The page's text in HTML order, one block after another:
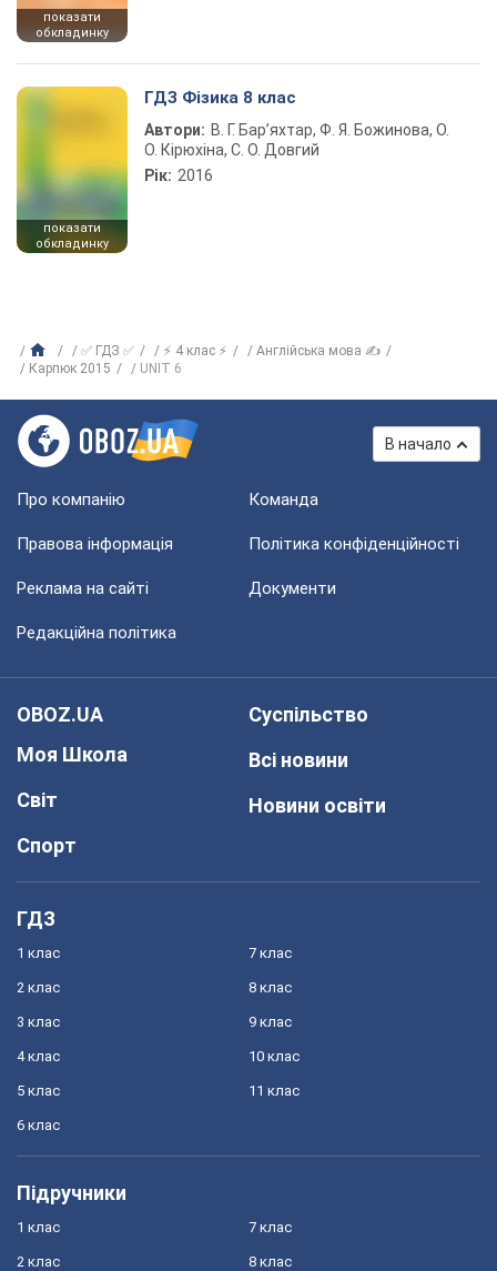
показати
обкладинку
показати
обкладинку
ГДЗ Фізика 8 клас
Автори: В. Г. Бар’яхтар, Ф. Я. Божинова, О.
О. Кірюхіна, С. О. Довгий
Рік: 2016
✅ ГДЗ ✅ ⚡ 4 клас ⚡
Англійська мова ✍
Карпюк 2015
UNIT 6
В начало
Про компанію Команда
Правова інформація Політика конфіденційності
Реклама на сайті Документи
Редакційна політика
OBOZ.UA
Моя Школа
Світ
Спорт
Суспільство
Всі новини
Новини освіти
ГДЗ
1 клас
2 клас
3 клас
4 клас
5 клас
6 клас
7 клас
8 клас
9 клас
10 клас
11 клас
Підручники
1 клас
2 клас
7 клас
8 клас